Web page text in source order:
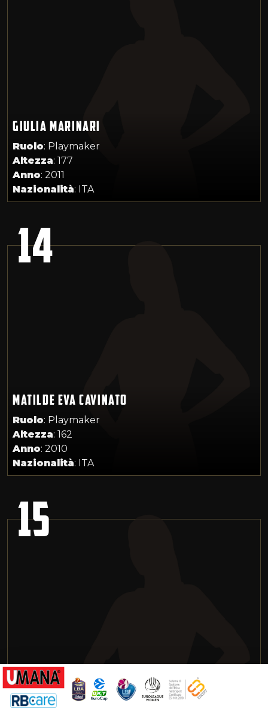
GIULIA MARINARI
Ruolo: Playmaker
Altezza: 177
Anno: 2011
Nazionalità: ITA
14
MATILDE EVA CAVINATO
Ruolo: Playmaker
Altezza: 162
Anno: 2010
Nazionalità: ITA
15
ANNA SABLICH
Ruolo: Playmaker